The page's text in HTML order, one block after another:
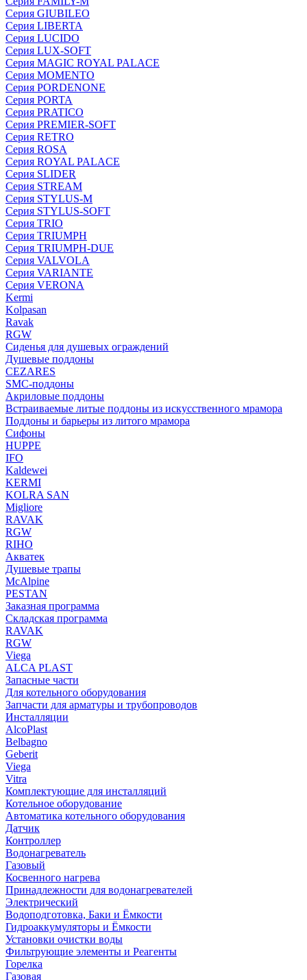
Серия GIUBILEO
Серия LIBERTA
Серия LUCIDO
Серия LUX-SOFT
Серия MAGIC ROYAL PALACE
Серия MOMENTO
Серия PORDENONE
Серия PORTA
Серия PRATICO
Серия PREMIER-SOFT
Серия RETRO
Серия ROSA
Серия ROYAL PALACE
Серия SLIDER
Серия STREAM
Серия STYLUS-M
Серия STYLUS-SOFT
Серия TRIO
Серия TRIUMPH
Серия TRIUMPH-DUE
Серия VALVOLA
Серия VARIANTE
Серия VERONA
Kermi
Kolpasan
Ravak
RGW
Сиденья для душевых ограждений
Душевые поддоны
CEZARES
SMC-поддоны
Акриловые поддоны
Встраиваемые литые поддоны из искусственного мрамора
Поддоны и барьеры из литого мрамора
Сифоны
HUPPE
IFO
Kaldewei
KERMI
KOLRA SAN
Migliore
RAVAK
RGW
RIHO
Акватек
Душевые трапы
McAlpine
PESTAN
Заказная программа
Складская программа
RAVAK
RGW
Viega
АLCA PLAST
Запасные части
Для котельного оборудования
Запчасти для арматуры и трубопроводов
Инсталляции
AlcoPlast
Belbagno
Geberit
Viega
Vitra
Комплектующие для инсталляций
Котельное оборудование
Автоматика котельного оборудования
Датчик
Контроллер
Водонагреватель
Газовый
Косвенного нагрева
Принадлежности для водонагревателей
Электрический
Водоподготовка, Баки и Ёмкости
Гидроаккумуляторы и Ёмкости
Установки очистки воды
Фильтрующие элементы и Реагенты
Горелка
Газовая